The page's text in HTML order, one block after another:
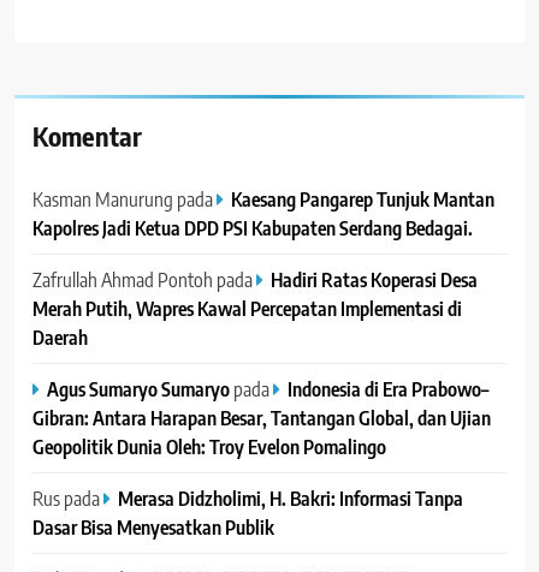
Komentar
Kasman Manurung pada
Kaesang Pangarep Tunjuk Mantan
Kapolres Jadi Ketua DPD PSI Kabupaten Serdang Bedagai. ‎ ‎
Zafrullah Ahmad Pontoh pada
Hadiri Ratas Koperasi Desa
Merah Putih, Wapres Kawal Percepatan Implementasi di
Daerah
Agus Sumaryo Sumaryopada
Indonesia di Era Prabowo–
Gibran: Antara Harapan Besar, Tantangan Global, dan Ujian
Geopolitik Dunia Oleh: Troy Evelon Pomalingo
Ruspada
Merasa Didzholimi, H. Bakri: Informasi Tanpa
Dasar Bisa Menyesatkan Publik